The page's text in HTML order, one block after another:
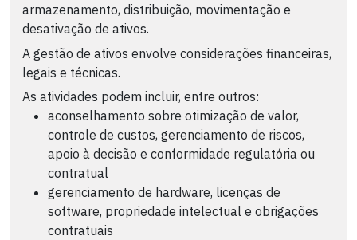
armazenamento, distribuição, movimentação e
desativação de ativos.
A gestão de ativos envolve considerações financeiras,
legais e técnicas.
As atividades podem incluir, entre outros:
aconselhamento sobre otimização de valor,
controle de custos, gerenciamento de riscos,
apoio à decisão e conformidade regulatória ou
contratual
gerenciamento de hardware, licenças de
software, propriedade intelectual e obrigações
contratuais